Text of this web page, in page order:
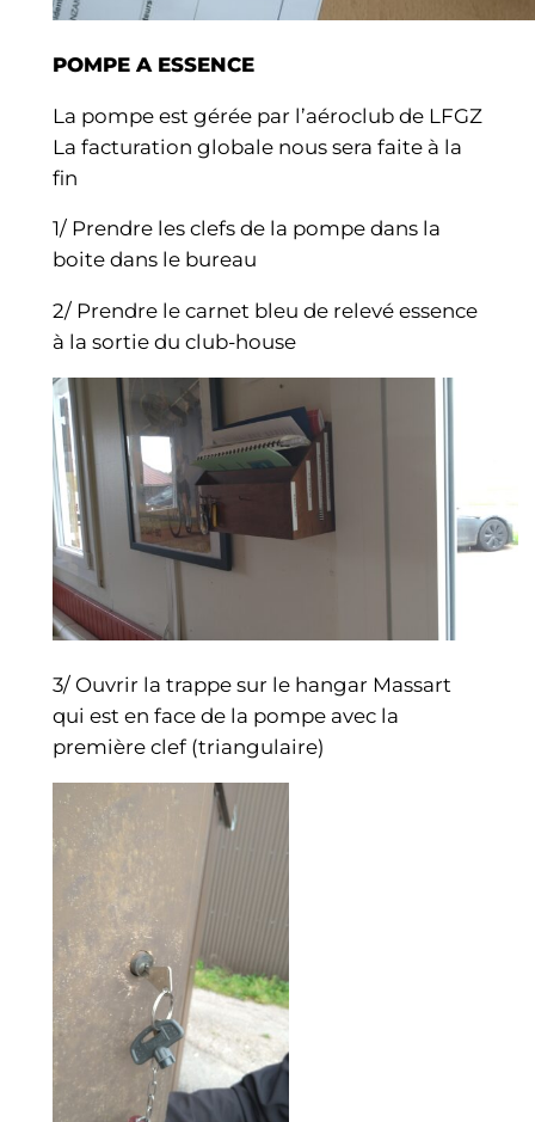
POMPE A ESSENCE
La pompe est gérée par l’aéroclub de LFGZ
La facturation globale nous sera faite à la
fin
1/ Prendre les clefs de la pompe dans la
boite dans le bureau
2/ Prendre le carnet bleu de relevé essence
à la sortie du club-house
3/ Ouvrir la trappe sur le hangar Massart
qui est en face de la pompe avec la
première clef (triangulaire)